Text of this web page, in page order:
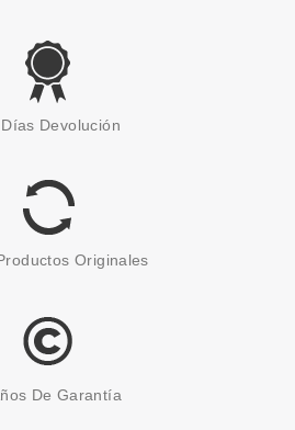
LAISEVEN
ML
1.75€
Devolución
Originales
De Garantía